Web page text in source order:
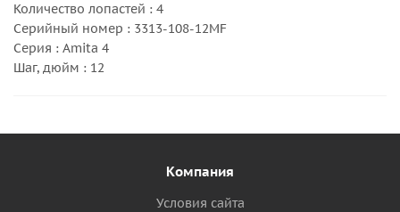
Количество лопастей : 4
Серийный номер : 3313-108-12MF
Серия : Amita 4
Шаг, дюйм : 12
Компания
Условия сайта